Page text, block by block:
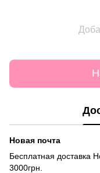
Новая почта
Бесплатная доставка
3000грн.